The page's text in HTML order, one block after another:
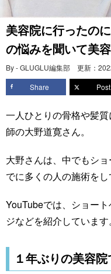
美容院に行ったの
の悩みを聞いて美
By - GLUGLU編集部 更新：
Share
Post
一人ひとりの骨格や髪
師の大野道寛さん。
大野さんは、中でもシ
でに多くの人の施術をし
YouTubeでは、ショー
ジなどを紹介しています。
１年ぶりの美容